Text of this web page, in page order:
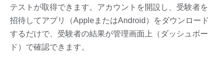
テストが取得できます。アカウントを開設し、受験者を
招待してアプリ（AppleまたはAndroid）をダウンロード
するだけで、受験者の結果が管理画面上（ダッシュボー
ド）で確認できます。